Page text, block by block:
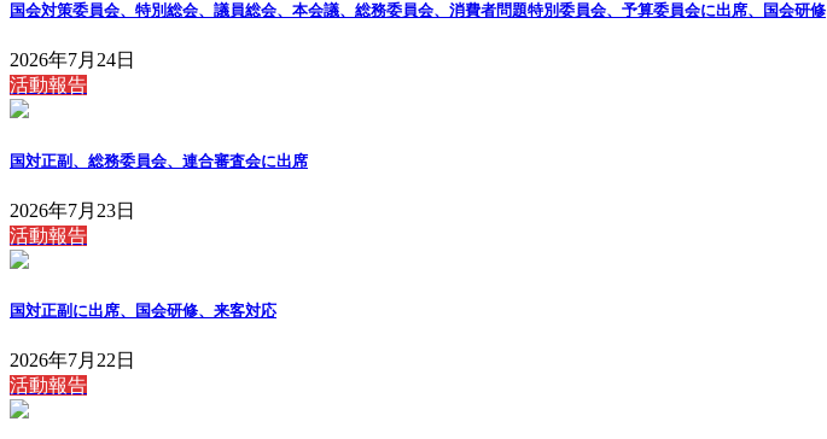
国会対策委員会、特別総会、議員総会、本会議、総務委員会、消費者問題特別委員会、予算委員会に出席、国会研修
2026年7月24日
活動報告
国対正副、総務委員会、連合審査会に出席
2026年7月23日
活動報告
国対正副に出席、国会研修、来客対応
2026年7月22日
活動報告